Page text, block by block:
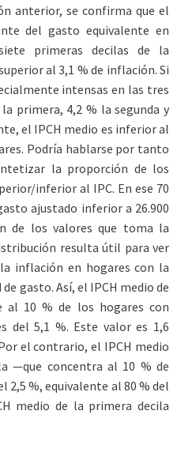
anterior, se confirma que el
del gasto equivalente en
primeras decilas de la
al 3,1 % de inflación. Si
intensas en las tres
primera, 4,2 % la segunda y
el IPCH medio es inferior al
Podría hablarse por tanto
la proporción de los
inferior al IPC. En ese 70
ajustado inferior a 26.900
de los valores que toma la
resulta útil para ver
inflación en hogares con la
gasto. Así, el IPCH medio de
al 10 % de los hogares con
del 5,1 %. Este valor es 1,6
el contrario, el IPCH medio
—que concentra al 10 % de
2,5 %, equivalente al 80 % del
medio de la primera decila